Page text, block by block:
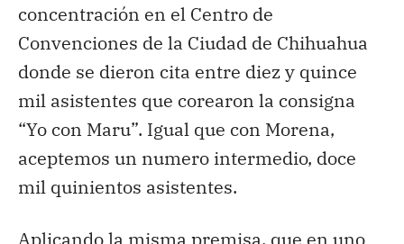
concentración en el Centro de
Convenciones de la Ciudad de Chihuahua
donde se dieron cita entre diez y quince
mil asistentes que corearon la consigna
“Yo con Maru”. Igual que con Morena,
aceptemos un numero intermedio, doce
mil quinientos asistentes.
Aplicando la misma premisa, que en uno